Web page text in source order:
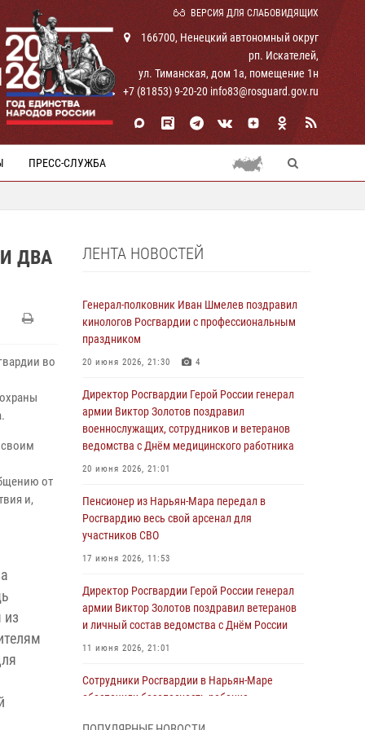
ВЕРСИЯ ДЛЯ СЛАБОВИДЯЩИХ
166700, Ненецкий автономный округ
рп. Искателей,
ул. Тиманская, дом 1а, помещение 1н
+7 (81853) 9-20-20 info83@rosguard.gov.ru
ПРЕСС-СЛУЖБА
ДВА
во
своим
от
и,
из
ЛЕНТА НОВОСТЕЙ
Генерал-полковник Иван Шмелев поздравил
кинологов Росгвардии с профессиональным
праздником
20 июня 2026, 21:30 4
Директор Росгвардии Герой России генерал
армии Виктор Золотов поздравил
военнослужащих, сотрудников и ветеранов
ведомства с Днём медицинского работника
20 июня 2026, 21:01
Пенсионер из Нарьян-Мара передал в
Росгвардию весь свой арсенал для
участников СВО
17 июня 2026, 11:53
Директор Росгвардии Герой России генерал
армии Виктор Золотов поздравил ветеранов
и личный состав ведомства с Днём России
11 июня 2026, 21:01
Сотрудники Росгвардии в Нарьян-Маре
обеспечили безопасность ребенка,